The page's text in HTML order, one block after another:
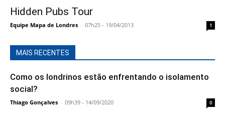
Hidden Pubs Tour
Equipe Mapa de Londres - 07h25 - 19/04/2013 1
MAIS RECENTES
Como os londrinos estão enfrentando o isolamento
social?
Thiago Gonçalves - 09h39 - 14/09/2020 0